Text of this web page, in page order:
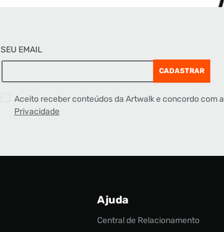
SEU EMAIL
CADASTRAR
Aceito receber conteúdos da Artwalk e concordo com a
Privacidade
Ajuda
Central de Relacionamento